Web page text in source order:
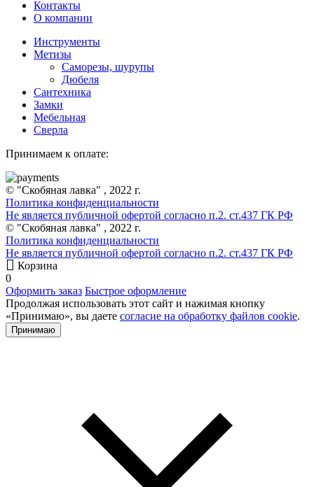
Контакты
О компании
Инструменты
Метизы
Саморезы, шурупы
Дюбеля
Сантехника
Замки
Мебельная
Сверла
Принимаем к оплате:
© "Скобяная лавка" , 2022 г.
Политика конфиденциальности
Не является публичной офертой согласно п.2. ст.437 ГК РФ
© "Скобяная лавка" , 2022 г.
Политика конфиденциальности
Не является публичной офертой согласно п.2. ст.437 ГК РФ
Корзина
0
Оформить заказ Быстрое оформление
Продолжая использовать этот сайт и нажимая кнопку
«Принимаю», вы даете согласие на обработку файлов cookie.
Принимаю